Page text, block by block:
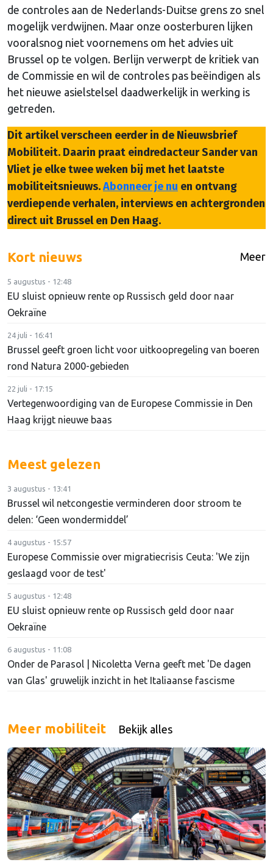
de controles aan de Nederlands-Duitse grens zo snel
mogelijk verdwijnen. Maar onze oosterburen lijken
vooralsnog niet voornemens om het advies uit
Brussel op te volgen. Berlijn verwerpt de kritiek van
de Commissie en wil de controles pas beëindigen als
het nieuwe asielstelsel daadwerkelijk in werking is
getreden.
Dit artikel verscheen eerder in de Nieuwsbrief
Mobiliteit. Daarin praat eindredacteur Sander van
Vliet je elke twee weken bij met het laatste
mobiliteitsnieuws.Abonneer je nu en ontvang
verdiepende verhalen, interviews en achtergronden
direct uit Brussel en Den Haag.
Kort nieuws Meer
5 augustus - 12:48
EU sluist opnieuw rente op Russisch geld door naar
Oekraïne
24 juli - 16:41
Brussel geeft groen licht voor uitkoopregeling van boeren
rond Natura 2000-gebieden
22 juli - 17:15
Vertegenwoordiging van de Europese Commissie in Den
Haag krijgt nieuwe baas
Meest gelezen
3 augustus - 13:41
Brussel wil netcongestie verminderen door stroom te
delen: ‘Geen wondermiddel’
4 augustus - 15:57
Europese Commissie over migratiecrisis Ceuta: 'We zijn
geslaagd voor de test'
5 augustus - 12:48
EU sluist opnieuw rente op Russisch geld door naar
Oekraïne
6 augustus - 11:08
Onder de Parasol | Nicoletta Verna geeft met 'De dagen
van Glas' gruwelijk inzicht in het Italiaanse fascisme
Meer mobiliteit Bekijk alles